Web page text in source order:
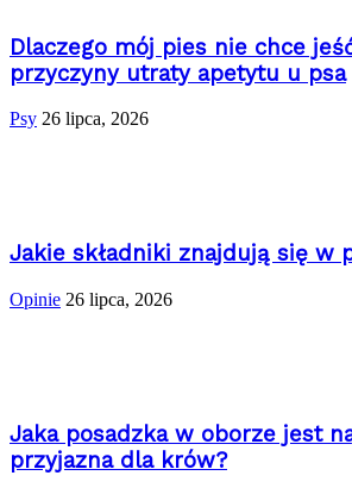
Dlaczego mój pies nie chce
przyczyny utraty apetytu u psa
Psy 26 lipca, 2026
Jakie składniki znajdują się w
Opinie 26 lipca, 2026
Jaka posadzka w oborze jest
przyjazna dla krów?